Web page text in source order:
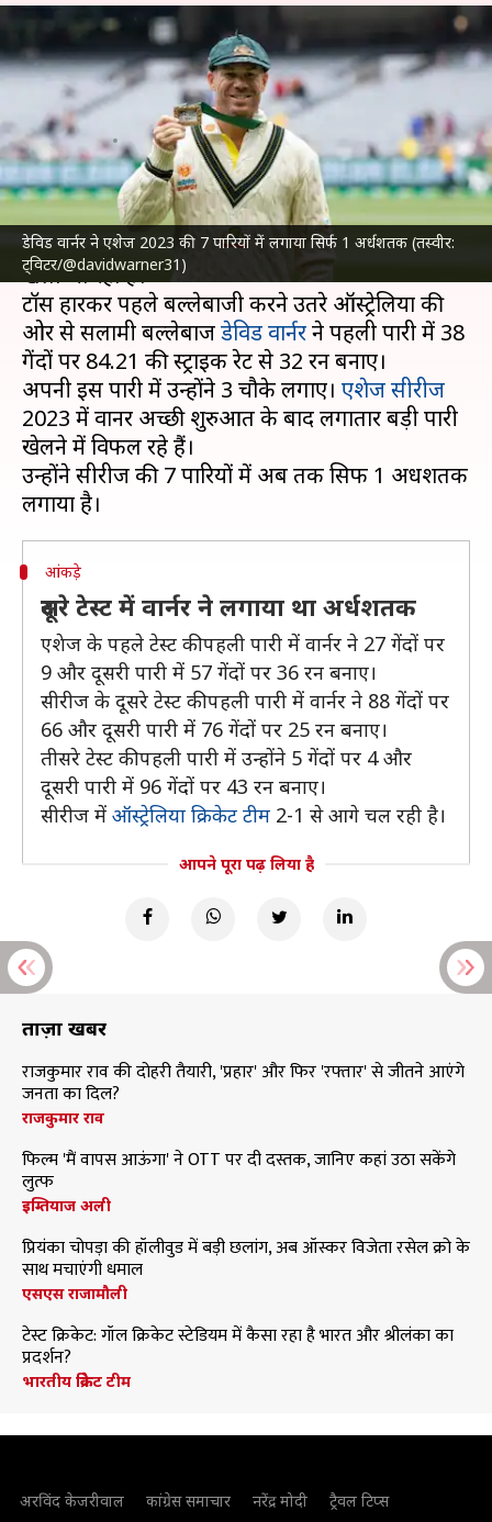
डेविड वार्नर ने एशेज 2023 की 7 पारियों में लगाया सिर्फ 1 अर्धशतक (तस्वीर:
ट्विटर/@davidwarner31)
एशेज 2023: लंबी पारी खेलने को
तरसे डेविड वार्नर, 7 पारियों में लगाया
सिर्फ 1 अर्धशतक
लेखन रजत गुप्ता Jul 19, 2023 08:29 pm
क्या है खबर?
ओल्ड ट्रैफर्ड में एशेज सीरीज 2023 का चौथा मुकाबला
खेला जा रहा है।
टॉस हारकर पहले बल्लेबाजी करने उतरे ऑस्ट्रेलिया की
ओर से सलामी बल्लेबाजडेविड वार्नरने पहली पारी में 38
गेंदों पर 84.21 की स्ट्राइक रेट से 32 रन बनाए।
अपनी इस पारी में उन्होंने 3 चौके लगाए। एशेज सीरीज
2023 में वार्नर अच्छी शुरुआत के बाद लगातार बड़ी पारी
खेलने में विफल रहे हैं।
उन्होंने सीरीज की 7 पारियों में अब तक सिर्फ 1 अर्धशतक
आंकड़े
दूसरे टेस्ट में वार्नर ने लगाया था अर्धशतक
एशेज के पहले टेस्ट की पहली पारी में वार्नर ने 27 गेंदों पर
9 और दूसरी पारी में 57 गेंदों पर 36 रन बनाए।
सीरीज के दूसरे टेस्ट की पहली पारी में वार्नर ने 88 गेंदों पर
66 और दूसरी पारी में 76 गेंदों पर 25 रन बनाए।
तीसरे टेस्ट की पहली पारी में उन्होंने 5 गेंदों पर 4 और
दूसरी पारी में 96 गेंदों पर 43 रन बनाए।
सीरीज में ऑस्ट्रेलिया क्रिकेट टीम 2-1 से आगे चल रही है।
आपने पूरा पढ़ लिया है
ताज़ा खबरें
राजकुमार राव की दोहरी तैयारी, 'प्रहार' और फिर 'रफ्तार' से जीतने आएंगे
जनता का दिल?
राजकुमार राव
फिल्म 'मैं वापस आऊंगा' ने OTT पर दी दस्तक, जानिए कहां उठा सकेंगे
लुत्फ
इम्तियाज अली
प्रियंका चोपड़ा की हॉलीवुड में बड़ी छलांग, अब ऑस्कर विजेता रसेल क्रो के
साथ मचाएंगी धमाल
एसएस राजामौली
टेस्ट क्रिकेट: गॉल क्रिकेट स्टेडियम में कैसा रहा है भारत और श्रीलंका का
प्रदर्शन?
भारतीय क्रिकेट टीम
अरविंद केजरीवाल कांग्रेस समाचार नरेंद्र मोदी ट्रैवल टिप्स